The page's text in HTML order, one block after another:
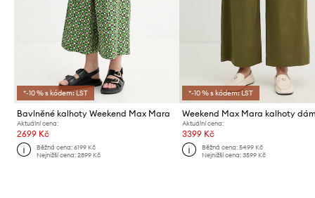
*-10 % s kódem: LST
Bavlněné kalhoty Weekend Max Mara
Aktuální cena:
2699 Kč
Běžná cena:6199 Kč
Nejnižší cena:2899 Kč
*-10 % s kódem: LST
Aktuální cena:
3399 Kč
Běžná cena: 5499 Kč
Nejnižší cena: 3599 Kč